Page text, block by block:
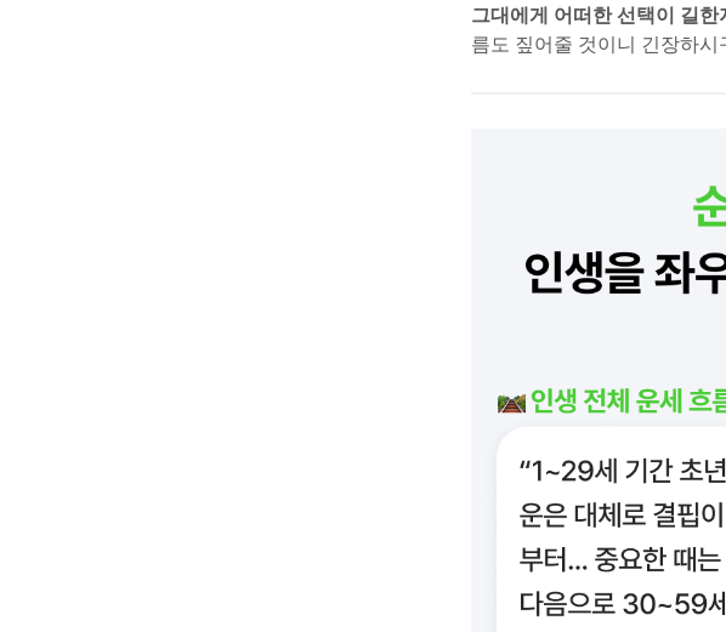
그대에게 어떠한 선택이 길한
름도 짚어줄 것이니 긴장하시